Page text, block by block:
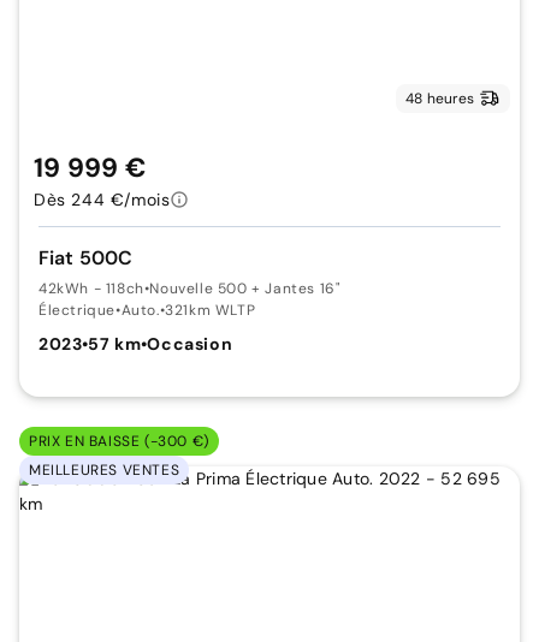
48 heures
Fiat 500C
42kWh - 118ch•Nouvelle 500 + Jantes 16"
Électrique•Auto.•321km WLTP
2023•57 km•Occasion
19 999 €
Dès 244 €/mois
PRIX EN BAISSE (-300 €)
MEILLEURES VENTES